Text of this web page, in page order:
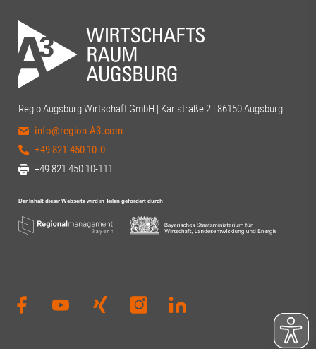
Regio Augsburg Wirtschaft GmbH | Karlstraße 2 | 86150 Augsburg
info@region-A3.com
+49 821 450 10-0
+49 821 450 10-111